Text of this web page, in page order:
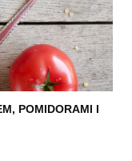
POMIDORAMI I